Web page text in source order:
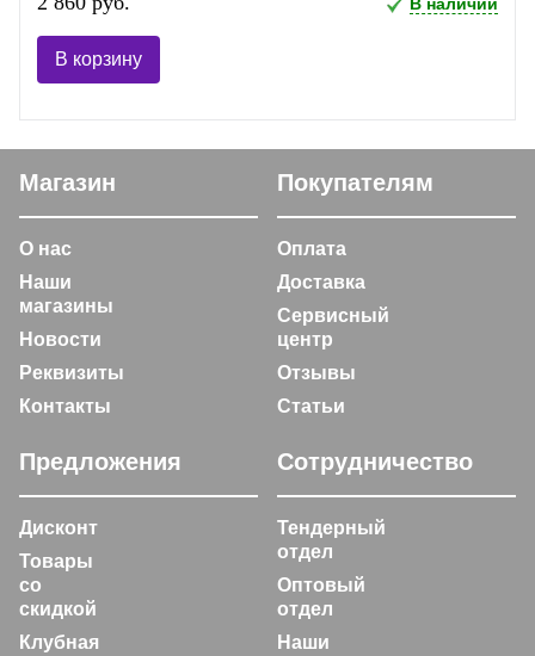
В корзину
Магазин
О нас
Наши
магазины
Новости
Реквизиты
Контакты
Покупателям
Оплата
Доставка
Сервисный
центр
Отзывы
Статьи
Предложения
Дисконт
Товары
со
скидкой
Клубная
Сотрудничество
Тендерный
отдел
Оптовый
отдел
Наши